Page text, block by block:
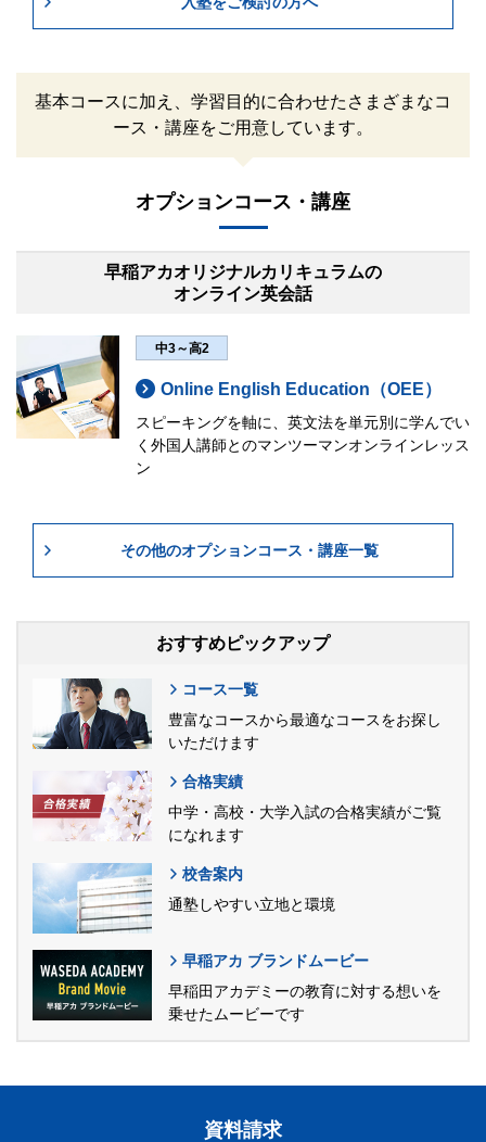
基本コースに加え、学習目的に合わせたさまざまなコ
ース・講座をご用意しています。
オプションコース・講座
早稲アカオリジナルカリキュラムの
オンライン英会話
中3～高2
Online English Education（OEE）
スピーキングを軸に、英文法を単元別に学んでい
く外国人講師とのマンツーマンオンラインレッス
ン
その他のオプションコース・講座一覧
おすすめピックアップ
コース一覧
豊富なコースから最適なコースをお探し
いただけます
合格実績
中学・高校・大学入試の合格実績がご覧
になれます
校舎案内
通塾しやすい立地と環境
早稲アカ ブランドムービー
早稲田アカデミーの教育に対する想いを
乗せたムービーです
資料請求